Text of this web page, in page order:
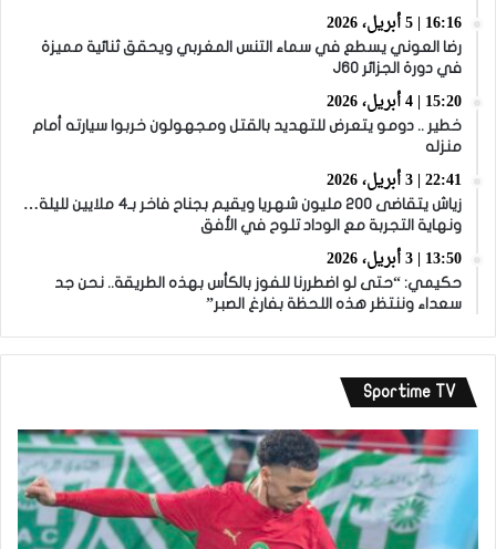
16:16 | 5 أبريل، 2026
رضا العوني يسطع في سماء التنس المغربي ويحقق ثنائية مميزة
في دورة الجزائر J60
15:20 | 4 أبريل، 2026
خطير .. دومو يتعرض للتهديد بالقتل ومجهولون خربوا سيارته أمام
منزله
22:41 | 3 أبريل، 2026
زياش يتقاضى 200 مليون شهريا ويقيم بجناح فاخر بـ4 ملايين لليلة…
ونهاية التجربة مع الوداد تلوح في الأفق
13:50 | 3 أبريل، 2026
حكيمي: “حتى لو اضطررنا للفوز بالكأس بهذه الطريقة.. نحن جد
سعداء وننتظر هذه اللحظة بفارغ الصبر”
Sportime TV